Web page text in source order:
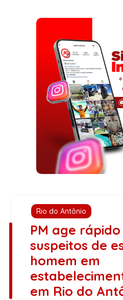
Rio do Antônio
PM age
suspeitos de
homem em
em Rio do